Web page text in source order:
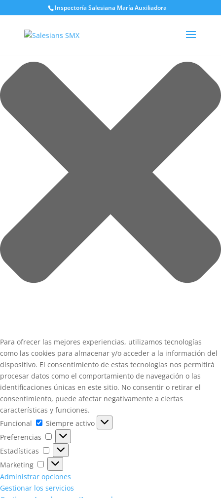
Gestionar el consentimiento de las cookies
Para ofrecer las mejores experiencias, utilizamos tecnologías
como las cookies para almacenar y/o acceder a la información del
dispositivo. El consentimiento de estas tecnologías nos permitirá
procesar datos como el comportamiento de navegación o las
identificaciones únicas en este sitio. No consentir o retirar el
consentimiento, puede afectar negativamente a ciertas
características y funciones.
Funcional
Funcional
Siempre activo
Preferencias
Preferencias
Estadísticas
Estadísticas
Marketing
Marketing
Administrar opciones
Gestionar los servicios
Inspectoría Salesiana María Auxiliadora